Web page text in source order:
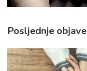
Posljednje objave